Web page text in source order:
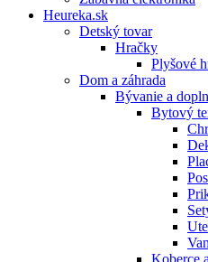
Heureka.sk
Detský tovar
Hračky
Plyšové
Dom a záhrada
Bývanie a
Bytový
Koberce